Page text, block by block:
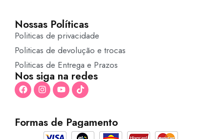
Nossas Políticas
Politicas de privacidade
Politicas de devolução e trocas
Politicas de Entrega e Prazos
Nos siga na redes
Formas de Pagamento